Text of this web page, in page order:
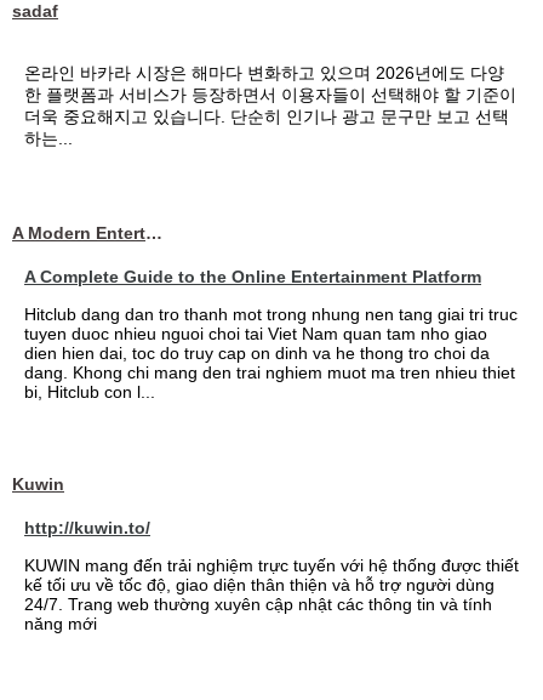
sadaf
온라인 바카라 시장은 해마다 변화하고 있으며 2026년에도 다양
한 플랫폼과 서비스가 등장하면서 이용자들이 선택해야 할 기준이
더욱 중요해지고 있습니다. 단순히 인기나 광고 문구만 보고 선택
하는...
A Modern Entertainment Platform Bringing
A Complete Guide to the Online Entertainment Platform
Hitclub dang dan tro thanh mot trong nhung nen tang giai tri truc
tuyen duoc nhieu nguoi choi tai Viet Nam quan tam nho giao
dien hien dai, toc do truy cap on dinh va he thong tro choi da
dang. Khong chi mang den trai nghiem muot ma tren nhieu thiet
bi, Hitclub con l...
Kuwin
http://kuwin.to/
KUWIN mang đến trải nghiệm trực tuyến với hệ thống được thiết
kế tối ưu về tốc độ, giao diện thân thiện và hỗ trợ người dùng
24/7. Trang web thường xuyên cập nhật các thông tin và tính
năng mới